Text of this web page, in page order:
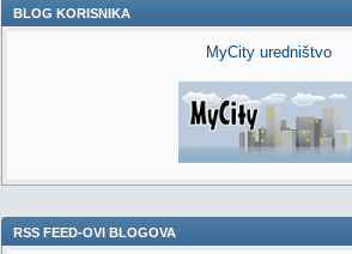
BLOG KORISNIKA
MyCity uredništvo
RSS FEED-OVI BLOGOVA